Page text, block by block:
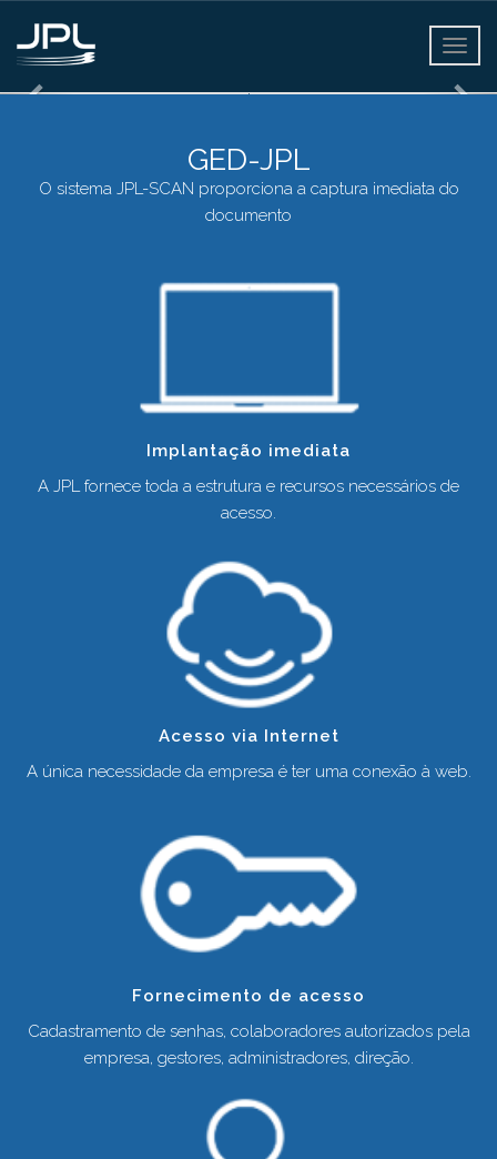
GED-JPL
O sistema JPL-SCAN proporciona a captura imediata do
documento
Implantação imediata
A JPL fornece toda a estrutura e recursos necessários de
acesso.
Acesso via Internet
A única necessidade da empresa é ter uma conexão à web.
Fornecimento de acesso
Cadastramento de senhas, colaboradores autorizados pela
empresa, gestores, administradores, direção.